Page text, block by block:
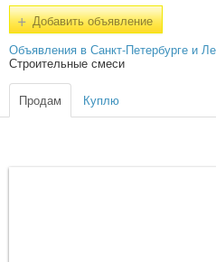
+Добавить объявление
Объявления в Санкт-Петербурге и
Строительные смеси
Продам Куплю